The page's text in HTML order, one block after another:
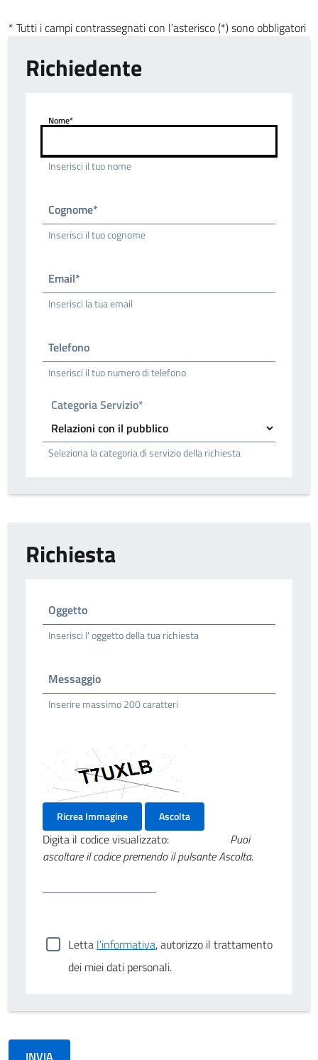
* Tutti i campi contrassegnati con l'asterisco (*) sono obbligatori
Richiedente
Nome*
Inserisci il tuo nome
Cognome*
Inserisci il tuo cognome
Email*
Inserisci la tua email
Telefono
Inserisci il tuo numero di telefono
Categoria Servizio*
Seleziona la categoria di servizio della richiesta
Richiesta
Oggetto
Inserisci l' oggetto della tua richiesta
Messaggio
Inserire massimo 200 caratteri
Ricrea Immagine Ascolta
Digita il codice visualizzato:
Puoi
ascoltare il codice premendo il pulsante Ascolta.
Letta l'informativa, autorizzo il trattamento
dei miei dati personali.